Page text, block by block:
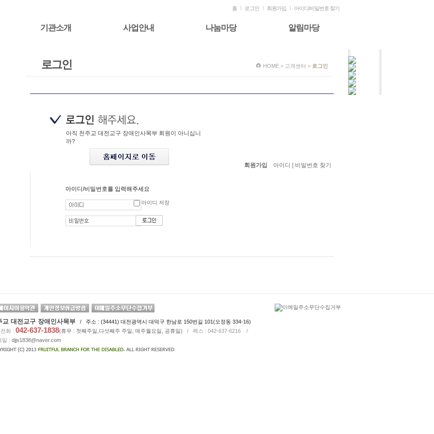
홈 로그인 회원가입 아이디/비밀번호 찾기
기관소개 사업안내 나눔마당 알림마당
로그인 HOME > 고객센터 > 로그인
아직 천주교 대전교구 장애인사목부 회원이 아니십니
까?
아이디/비밀번호를 입력해주세요
아이디 저장
회원가입 아이디 | 비밀번호 찾기
교 대전교구 장애인사목부
/ 주소 : (34441) 대전광역시 대덕구 한남로 150번길 101(오정동 334-16)
화 : 042-637-1838(휴무 : 첫째주일,다섯째주 주일, 매주월요일, 공휴일) / 팩스 : 042-637-6216 /
일 : djjs1838@naver.com